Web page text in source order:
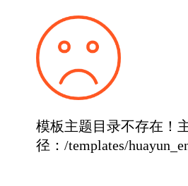
模板主题目录不存在！
径：/templates/